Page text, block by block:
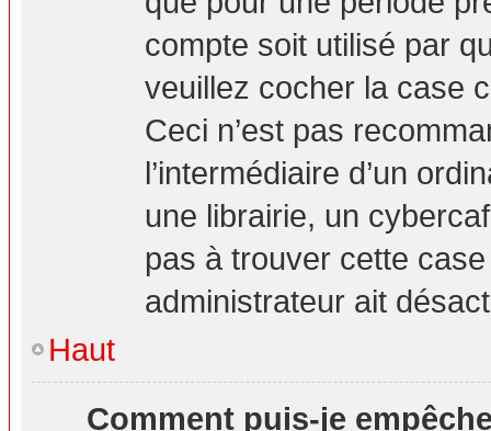
compte soit utilisé par
veuillez cocher la case
Ceci n’est pas
l’intermédiaire d’un
une librairie, un
pas à trouver cette
administrateur ait
Haut
Comment puis-je